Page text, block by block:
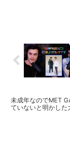
未成年なのでMET
ていないと明かした